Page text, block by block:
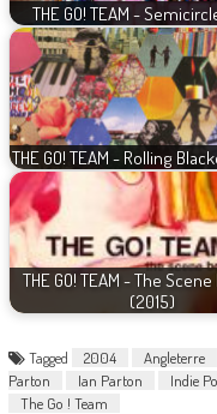
THE GO! TEAM -
THE GO! TEAM - Rolling
THE GO! TEAM - The
(2015)
Tagged 2004 Angleterre
Parton
Ian Parton Indie
The Go ! Team